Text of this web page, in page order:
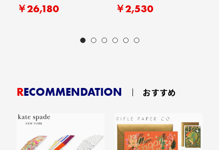
￥26,180 ￥2,530
RECOMMENDATION おすすめ